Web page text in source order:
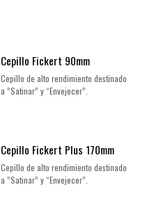
Cepillo Fickert 90mm
Cepillo de alto rendimiento destinado
a ”Satinar” y “Envejecer”.
Cepillo Fickert Plus 170mm
Cepillo de alto rendimiento destinado
a ”Satinar” y “Envejecer”.